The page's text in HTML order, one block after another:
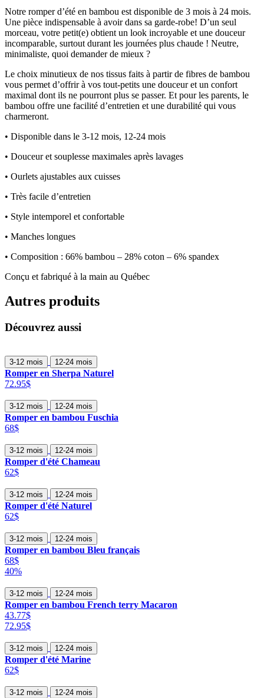
Notre romper d’été en bambou est disponible de 3 mois à 24 mois.
Une pièce indispensable à avoir dans sa garde-robe! D’un seul
morceau, votre petit(e) obtient un look incroyable et une douceur
incomparable, surtout durant les journées plus chaude ! Neutre,
minimaliste, quoi demander de mieux ?
Le choix minutieux de nos tissus faits à partir de fibres de bambou
vous permet d’offrir à vos tout-petits une douceur et un confort
maximal dont ils ne pourront plus se passer. Et pour les parents, le
bambou offre une facilité d’entretien et une durabilité qui vous
charmeront.
• Disponible dans le 3-12 mois, 12-24 mois
• Douceur et souplesse maximales après lavages
• Ourlets ajustables aux cuisses
• Très facile d’entretien
• Style intemporel et confortable
• Manches longues
• Composition : 66% bambou – 28% coton – 6% spandex
Conçu et fabriqué à la main au Québec
Autres produits
Découvrez aussi
3-12 mois 12-24 mois
Romper en Sherpa Naturel
72.95$
3-12 mois 12-24 mois
Romper en bambou Fuschia
68$
3-12 mois 12-24 mois
Romper d'été Chameau
62$
3-12 mois 12-24 mois
Romper d'été Naturel
62$
3-12 mois 12-24 mois
Romper en bambou Bleu français
68$
40%
3-12 mois 12-24 mois
Romper en bambou French terry Macaron
43.77$
72.95$
3-12 mois 12-24 mois
Romper d'été Marine
62$
3-12 mois 12-24 mois